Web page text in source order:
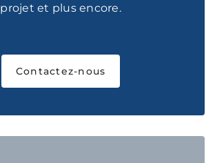
projet et plus encore.
Contactez-nous